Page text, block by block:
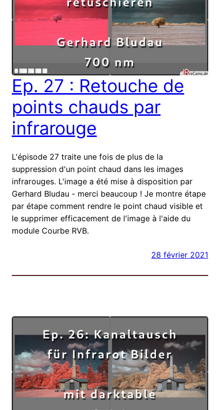
Ep. 27 : Retouche de
points chauds par
infrarouge
L'épisode 27 traite une fois de plus de la
suppression d'un point chaud dans les images
infrarouges. L'image a été mise à disposition par
Gerhard Bludau - merci beaucoup ! Je montre étape
par étape comment rendre le point chaud visible et
le supprimer efficacement de l'image à l'aide du
module Courbe RVB.
28 février 2021